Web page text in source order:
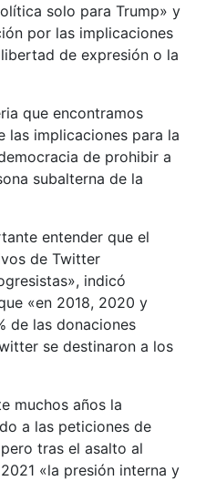
solo para Trump» y
por las implicaciones
de expresión o la
que encontramos
las implicaciones para la
de prohibir a
subalterna de la
entender que el
de Twitter
indicó
«en 2018, 2020 y
de las donaciones
se destinaron a los
muchos años la
a las peticiones de
tras el asalto al
«la presión interna y